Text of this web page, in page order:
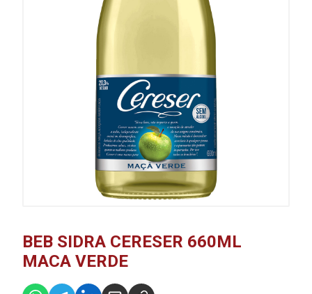
BEB SIDRA CERESER 660ML
MACA VERDE